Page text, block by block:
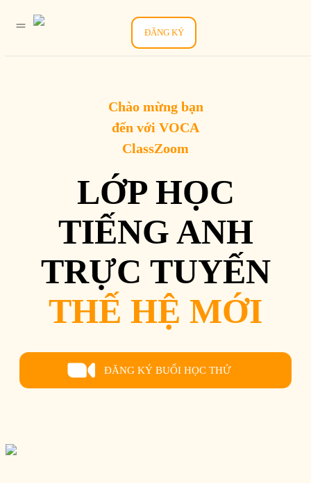
ĐĂNG KÝ
Chào mừng bạn
đến với VOCA
ClassZoom
LỚP HỌC
TIẾNG ANH
TRỰC TUYẾN
THẾ HỆ MỚI
ĐĂNG KÝ BUỔI HỌC THỬ